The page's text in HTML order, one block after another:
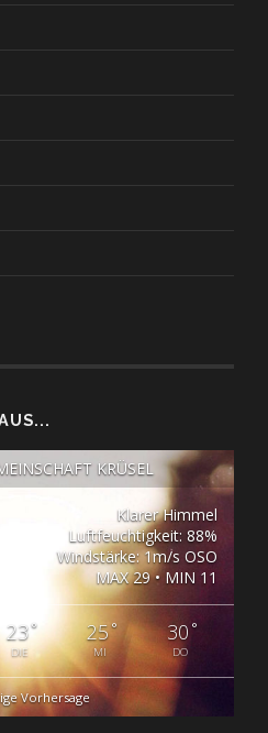
KRÜSEL
Klarer Himmel
Luftfeuchtigkeit: 88%
Windstärke: 1m/s OSO
MAX 29 • MIN 11
23°
DIE
25°
MI
30 °
DO
Vorhersage